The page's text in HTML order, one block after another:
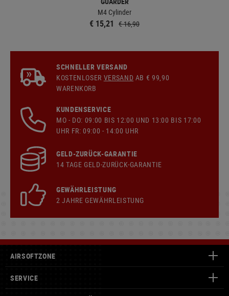
M4 Cylinder
€ 15,21 € 16,90
SCHNELLER VERSAND
KOSTENLOSER VERSAND AB € 99,90
WARENKORB
KUNDENSERVICE
MO - DO: 09:00 BIS 12:00 UND 13:00 BIS 17:00
UHR FR: 09:00 - 14:00 UHR
GELD-ZURÜCK-GARANTIE
14 TAGE GELD-ZURÜCK-GARANTIE
GEWÄHRLEISTUNG
2 JAHRE GEWÄHRLEISTUNG
AIRSOFTZONE
SERVICE